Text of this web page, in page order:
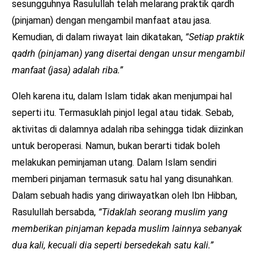
sesungguhnya Rasulullah telah melarang praktik qardh
(pinjaman) dengan mengambil manfaat atau jasa.
Kemudian, di dalam riwayat lain dikatakan, “Setiap praktik
qadrh (pinjaman) yang disertai dengan unsur mengambil
manfaat (jasa) adalah riba.”
Oleh karena itu, dalam Islam tidak akan menjumpai hal
seperti itu. Termasuklah pinjol legal atau tidak. Sebab,
aktivitas di dalamnya adalah riba sehingga tidak diizinkan
untuk beroperasi. Namun, bukan berarti tidak boleh
melakukan peminjaman utang. Dalam Islam sendiri
memberi pinjaman termasuk satu hal yang disunahkan.
Dalam sebuah hadis yang diriwayatkan oleh Ibn Hibban,
Rasulullah bersabda, “Tidaklah seorang muslim yang
memberikan pinjaman kepada muslim lainnya sebanyak
dua kali, kecuali dia seperti bersedekah satu kali.”